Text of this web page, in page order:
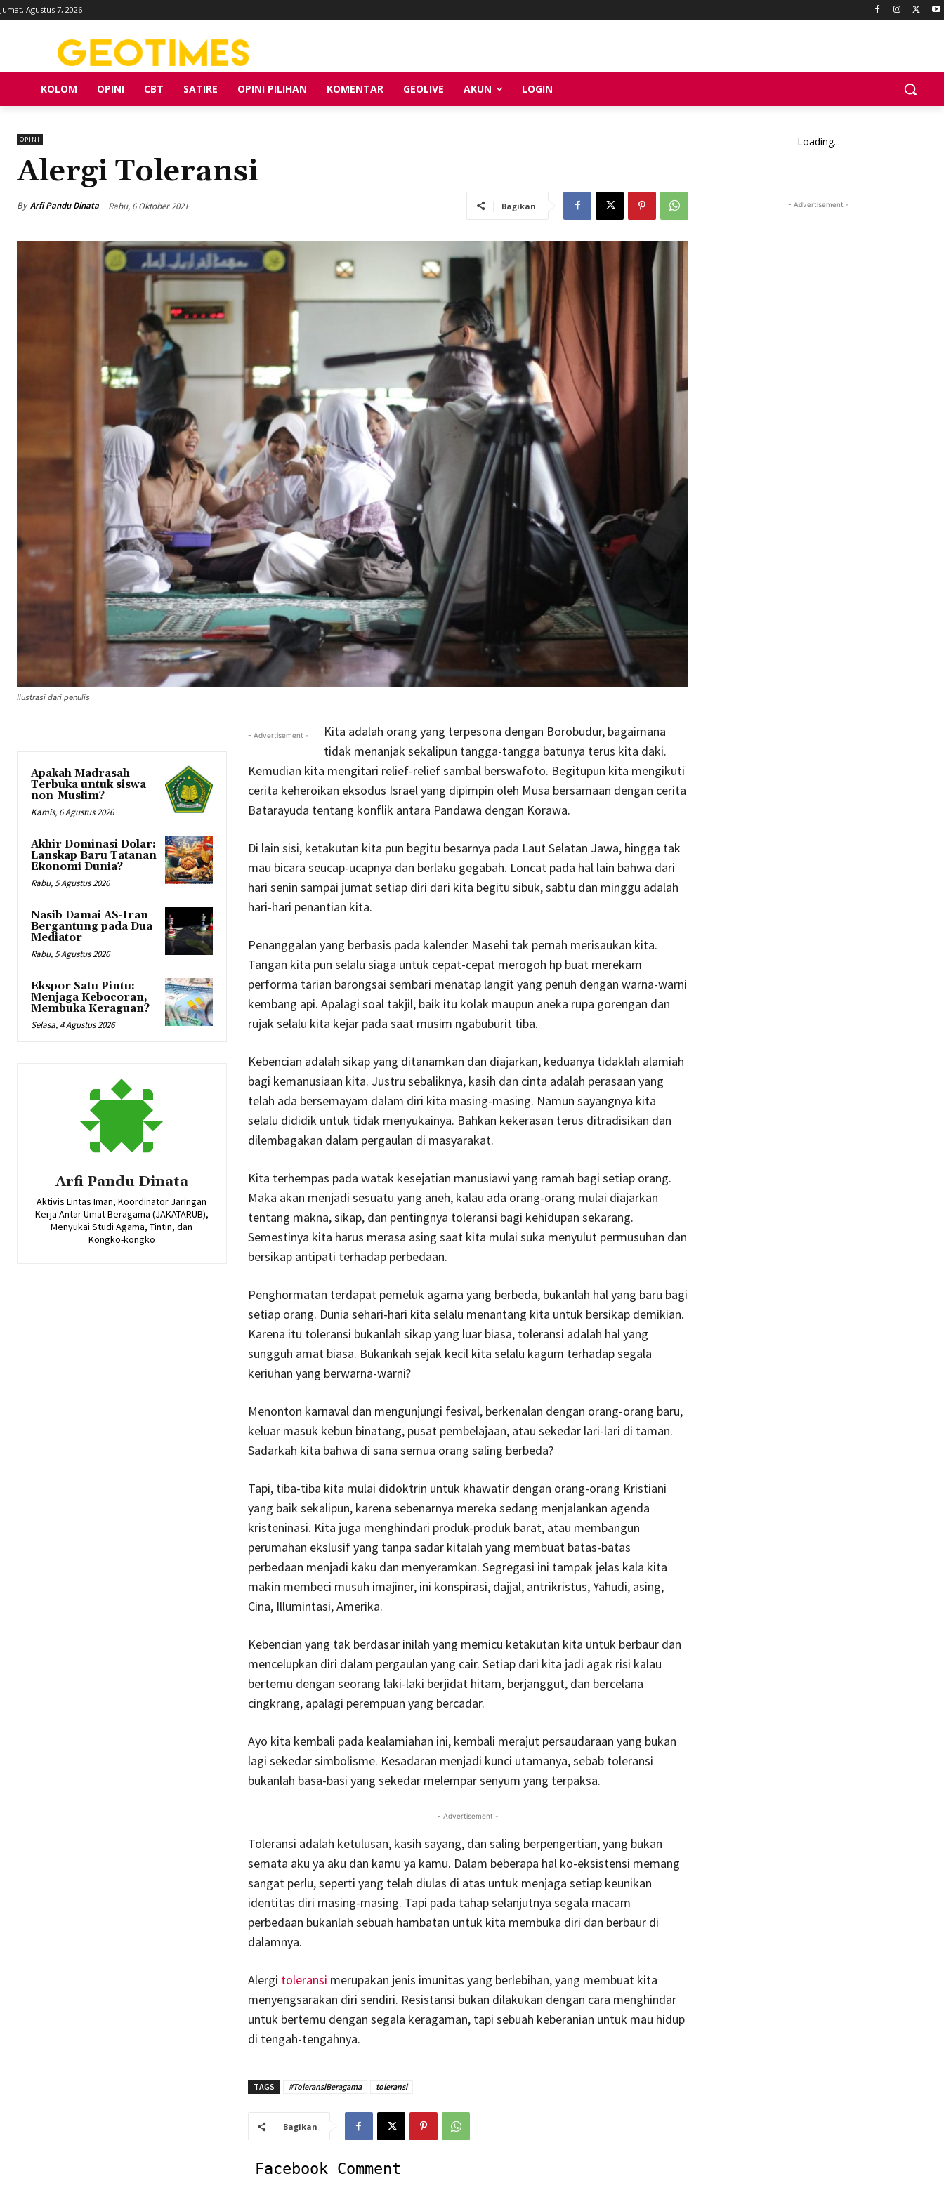
Jumat, Agustus 7, 2026
KOLOM OPINI CBT SATIRE OPINI PILIHAN KOMENTAR GEOLIVE AKUN LOGIN
OPINI
Alergi Toleransi
By Arfi Pandu Dinata Rabu, 6 Oktober 2021 Bagikan
Ilustrasi dari penulis
Apakah Madrasah
Terbuka untuk siswa
non-Muslim?
Kamis, 6 Agustus 2026
Akhir Dominasi Dolar:
Lanskap Baru Tatanan
Ekonomi Dunia?
Rabu, 5 Agustus 2026
Nasib Damai AS-Iran
Bergantung pada Dua
Mediator
Rabu, 5 Agustus 2026
Ekspor Satu Pintu:
Menjaga Kebocoran,
Membuka Keraguan?
Selasa, 4 Agustus 2026
Arfi Pandu Dinata
Aktivis Lintas Iman, Koordinator Jaringan
Kerja Antar Umat Beragama (JAKATARUB),
Menyukai Studi Agama, Tintin, dan
Kongko-kongko
- Advertisement -
Kita adalah orang yang terpesona dengan Borobudur, bagaimana
tidak menanjak sekalipun tangga-tangga batunya terus kita daki.
Kemudian kita mengitari relief-relief sambal berswafoto. Begitupun kita mengikuti
cerita keheroikan eksodus Israel yang dipimpin oleh Musa bersamaan dengan cerita
Batarayuda tentang konflik antara Pandawa dengan Korawa.
Di lain sisi, ketakutan kita pun begitu besarnya pada Laut Selatan Jawa, hingga tak
mau bicara seucap-ucapnya dan berlaku gegabah. Loncat pada hal lain bahwa dari
hari senin sampai jumat setiap diri dari kita begitu sibuk, sabtu dan minggu adalah
hari-hari penantian kita.
Penanggalan yang berbasis pada kalender Masehi tak pernah merisaukan kita.
Tangan kita pun selalu siaga untuk cepat-cepat merogoh hp buat merekam
performa tarian barongsai sembari menatap langit yang penuh dengan warna-warni
kembang api. Apalagi soal takjil, baik itu kolak maupun aneka rupa gorengan dan
rujak selalu kita kejar pada saat musim ngabuburit tiba.
Kebencian adalah sikap yang ditanamkan dan diajarkan, keduanya tidaklah alamiah
bagi kemanusiaan kita. Justru sebaliknya, kasih dan cinta adalah perasaan yang
telah ada bersemayam dalam diri kita masing-masing. Namun sayangnya kita
selalu dididik untuk tidak menyukainya. Bahkan kekerasan terus ditradisikan dan
dilembagakan dalam pergaulan di masyarakat.
Kita terhempas pada watak kesejatian manusiawi yang ramah bagi setiap orang.
Maka akan menjadi sesuatu yang aneh, kalau ada orang-orang mulai diajarkan
tentang makna, sikap, dan pentingnya toleransi bagi kehidupan sekarang.
Semestinya kita harus merasa asing saat kita mulai suka menyulut permusuhan dan
bersikap antipati terhadap perbedaan.
Penghormatan terdapat pemeluk agama yang berbeda, bukanlah hal yang baru bagi
setiap orang. Dunia sehari-hari kita selalu menantang kita untuk bersikap demikian.
Karena itu toleransi bukanlah sikap yang luar biasa, toleransi adalah hal yang
sungguh amat biasa. Bukankah sejak kecil kita selalu kagum terhadap segala
keriuhan yang berwarna-warni?
Menonton karnaval dan mengunjungi fesival, berkenalan dengan orang-orang baru,
keluar masuk kebun binatang, pusat pembelajaan, atau sekedar lari-lari di taman.
Sadarkah kita bahwa di sana semua orang saling berbeda?
Tapi, tiba-tiba kita mulai didoktrin untuk khawatir dengan orang-orang Kristiani
yang baik sekalipun, karena sebenarnya mereka sedang menjalankan agenda
kristeninasi. Kita juga menghindari produk-produk barat, atau membangun
perumahan ekslusif yang tanpa sadar kitalah yang membuat batas-batas
perbedaan menjadi kaku dan menyeramkan. Segregasi ini tampak jelas kala kita
makin membeci musuh imajiner, ini konspirasi, dajjal, antrikristus, Yahudi, asing,
Cina, Illumintasi, Amerika.
Kebencian yang tak berdasar inilah yang memicu ketakutan kita untuk berbaur dan
mencelupkan diri dalam pergaulan yang cair. Setiap dari kita jadi agak risi kalau
bertemu dengan seorang laki-laki berjidat hitam, berjanggut, dan bercelana
cingkrang, apalagi perempuan yang bercadar.
Ayo kita kembali pada kealamiahan ini, kembali merajut persaudaraan yang bukan
lagi sekedar simbolisme. Kesadaran menjadi kunci utamanya, sebab toleransi
bukanlah basa-basi yang sekedar melempar senyum yang terpaksa.
- Advertisement -
Toleransi adalah ketulusan, kasih sayang, dan saling berpengertian, yang bukan
semata aku ya aku dan kamu ya kamu. Dalam beberapa hal ko-eksistensi memang
sangat perlu, seperti yang telah diulas di atas untuk menjaga setiap keunikan
identitas diri masing-masing. Tapi pada tahap selanjutnya segala macam
perbedaan bukanlah sebuah hambatan untuk kita membuka diri dan berbaur di
dalamnya.
Alergi toleransi merupakan jenis imunitas yang berlebihan, yang membuat kita
menyengsarakan diri sendiri. Resistansi bukan dilakukan dengan cara menghindar
untuk bertemu dengan segala keragaman, tapi sebuah keberanian untuk mau hidup
di tengah-tengahnya.
TAGS #ToleransiBeragama toleransi
Bagikan
Facebook Comment
Loading...
- Advertisement -